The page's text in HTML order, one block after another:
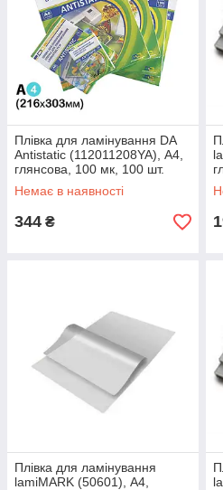
Плівка для ламінування DA
Antistatic (112011208YA), А4,
глянсова, 100 мк, 100 шт.
Немає в наявності
344 ₴
Плівка для ламінування
lamiMARK (50601), А4,